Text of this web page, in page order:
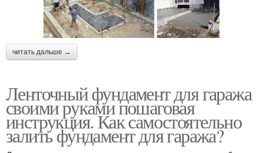
читать дальше →
Ленточный фундамент для гаража
своими руками пошаговая
инструкция. Как самостоятельно
залить фундамент для гаража?